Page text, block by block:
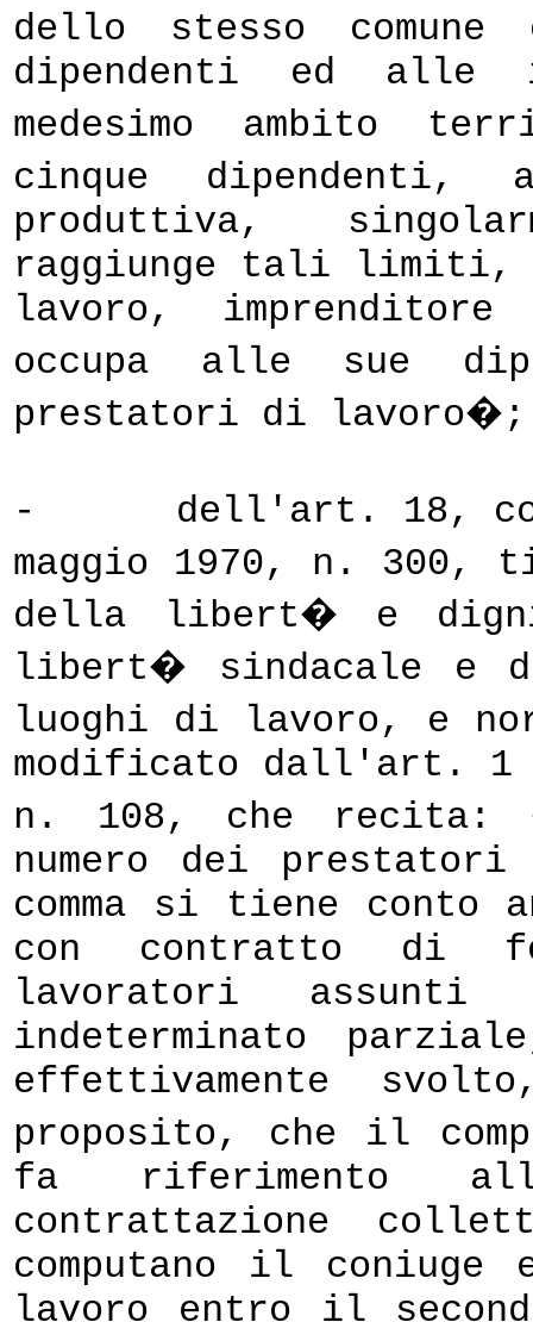
dello stesso
dipendenti ed alle
medesimo ambito
cinque dipendenti,
produttiva,
raggiunge tali limiti,
lavoro,
occupa alle sue
prestatori di lavoro�;
-
dell'art. 18,
maggio 1970, n. 300,
della libert� e
libert� sindacale e
luoghi di lavoro, e
modificato dall'art. 1
n. 108, che recita:
numero dei
comma si tiene conto
con contratto di
lavoratori assunti
indeterminato
effettivamente
proposito, che il
fa riferimento
contrattazione
computano il
lavoro entro il